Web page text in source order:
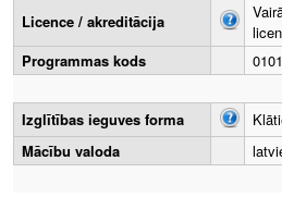
Licence / akreditācija
Programmas kods
Izglītības ieguves forma
Mācību valoda